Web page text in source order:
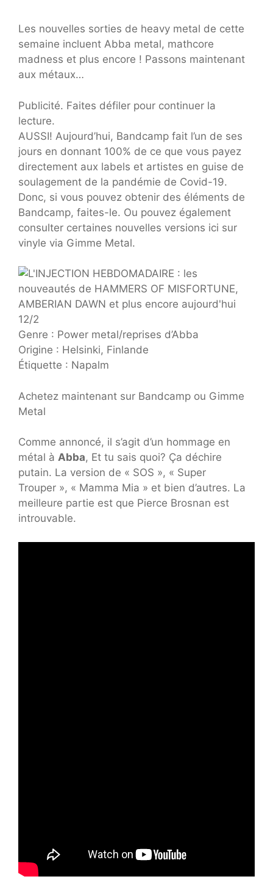
Les nouvelles sorties de heavy metal de cette
semaine incluent Abba metal, mathcore
madness et plus encore ! Passons maintenant
aux métaux…
Publicité. Faites défiler pour continuer la
lecture.
AUSSI! Aujourd’hui, Bandcamp fait l’un de ses
jours en donnant 100% de ce que vous payez
directement aux labels et artistes en guise de
soulagement de la pandémie de Covid-19.
Donc, si vous pouvez obtenir des éléments de
Bandcamp, faites-le. Ou pouvez également
consulter certaines nouvelles versions ici sur
vinyle via Gimme Metal.
Genre : Power metal/reprises d’Abba
Origine : Helsinki, Finlande
Étiquette : Napalm
Achetez maintenant sur Bandcamp ou Gimme
Metal
Comme annoncé, il s’agit d’un hommage en
métal à Abba, Et tu sais quoi? Ça déchire
putain. La version de « SOS », « Super
Trouper », « Mamma Mia » et bien d’autres. La
meilleure partie est que Pierce Brosnan est
introuvable.